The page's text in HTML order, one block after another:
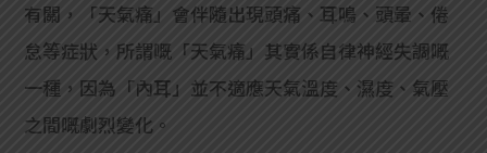
有關，「天氣痛」會伴隨出現頭痛、耳鳴、頭暈、倦
怠等症狀，所謂嘅「天氣痛」其實係自律神經失調嘅
一種，因為「內耳」並不適應天氣溫度、濕度、氣壓
之間嘅劇烈變化。